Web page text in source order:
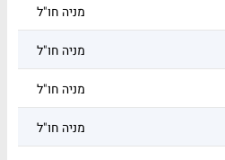
מניה חו"ל
מניה חו"ל
מניה חו"ל
מניה חו"ל